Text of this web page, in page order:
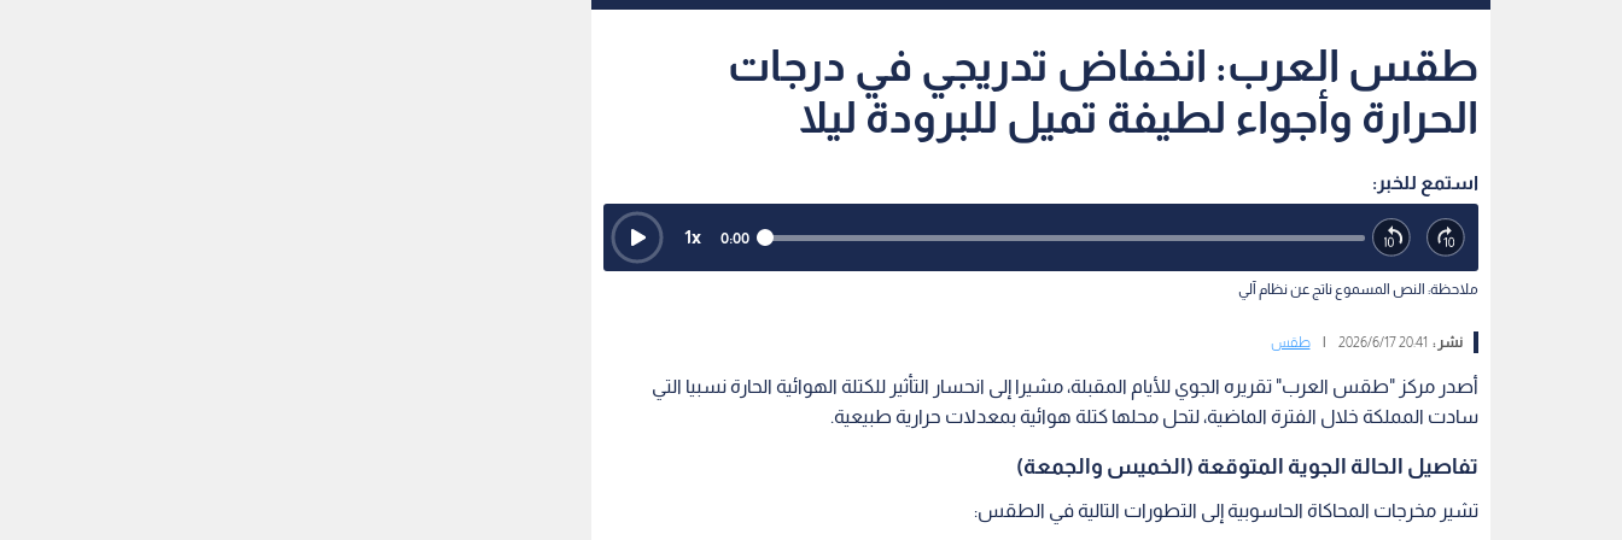
طقس العرب: انخفاض تدريجي في درجات
الحرارة وأجواء لطيفة تميل للبرودة ليلا
استمع للخبر:
0:00
1x
ملاحظة: النص المسموع ناتج عن نظام آلي
نشر : 20:41 2026/6/17 طقس
أصدر مركز "طقس العرب" تقريره الجوي للأيام المقبلة، مشيرا إلى انحسار التأثير للكتلة الهوائية الحارة نسبيا التي
سادت المملكة خلال الفترة الماضية، لتحل محلها كتلة هوائية بمعدلات حرارية طبيعية.
تفاصيل الحالة الجوية المتوقعة (الخميس والجمعة)
تشير مخرجات المحاكاة الحاسوبية إلى التطورات التالية في الطقس: